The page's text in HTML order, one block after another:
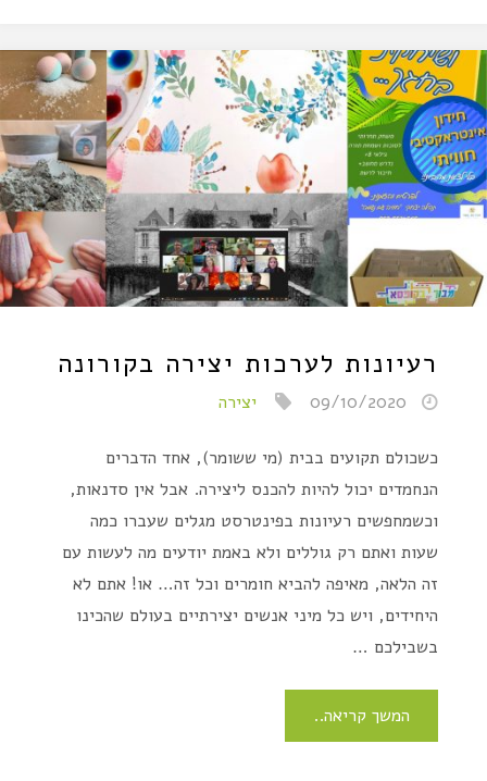
רעיונות לערכות יצירה בקורונה
09/10/2020 יצירה
כשכולם תקועים בבית (מי ששומר), אחד הדברים
הנחמדים יכול להיות להכנס ליצירה. אבל אין סדנאות,
וכשמחפשים רעיונות בפינטרסט מגלים שעברו כמה
שעות ואתם רק גוללים ולא באמת יודעים מה לעשות עם
זה הלאה, מאיפה להביא חומרים וכל זה… או! אתם לא
היחידים, ויש כל מיני אנשים יצירתיים בעולם שהכינו
בשבילכם …
המשך קריאה..